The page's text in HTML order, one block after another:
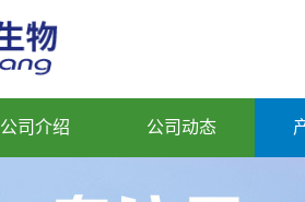
公司介绍 公司动态